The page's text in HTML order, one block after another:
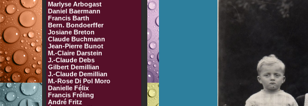
Marlyse Arbogast
Daniel Baermann
Francis Barth
Bern. Bondoerffer
Josiane Breton
Claude Buchmann
Jean-Pierre Bunot
M.-Claire Darstein
J.-Claude Debs
Gilbert Demillian
J.-Claude Demillian
M.-Rose Di Pol Moro
Danielle Félix
Francis Fréling
André Fritz